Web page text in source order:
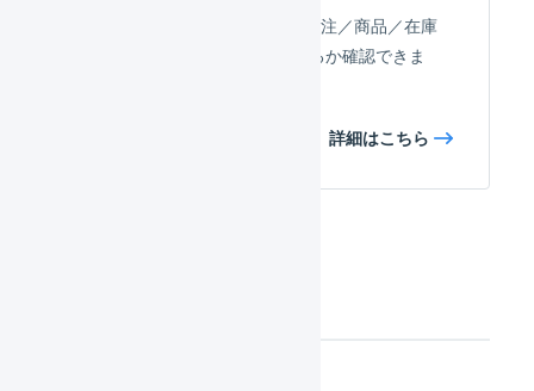
futureshopとLOGILESSで、受注／商品／在庫
情報がどのように対応しているか確認できま
詳細はこちら